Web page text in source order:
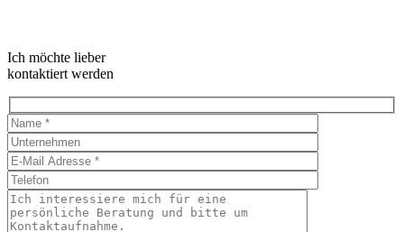
Ich möchte lieber
kontaktiert werden